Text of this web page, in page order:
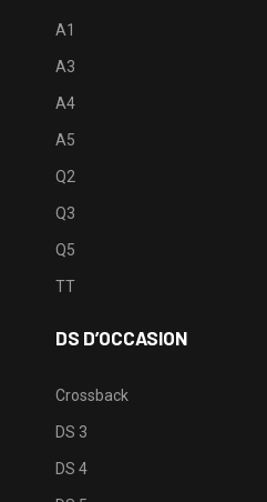
A1
A3
A4
A5
Q2
Q3
Q5
TT
DS D’OCCASION
Crossback
DS 3
DS 4